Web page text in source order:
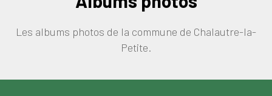
Les albums photos de la commune de Chalautre-la-
Petite.